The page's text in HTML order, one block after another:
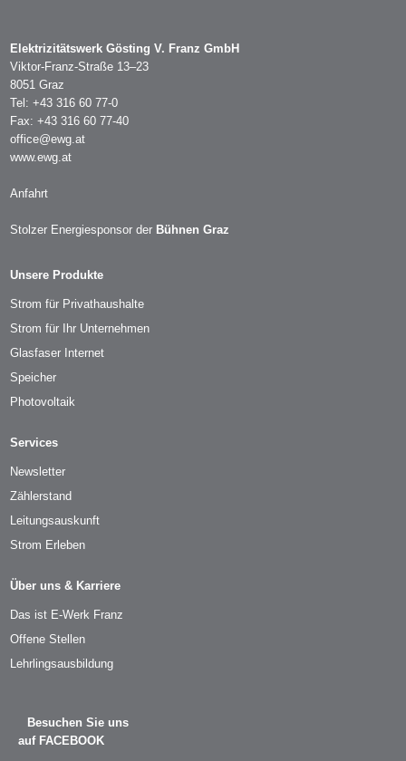
Elektrizitätswerk Gösting V. Franz GmbH
Viktor-Franz-Straße 13–23
8051 Graz
Tel: +43 316 60 77-0
Fax: +43 316 60 77-40
office@ewg.at
www.ewg.at
Anfahrt
Stolzer Energiesponsor der Bühnen Graz
Unsere Produkte
Strom für Privathaushalte
Strom für Ihr Unternehmen
Glasfaser Internet
Speicher
Photovoltaik
Services
Newsletter
Zählerstand
Leitungsauskunft
Strom Erleben
Über uns & Karriere
Das ist E-Werk Franz
Offene Stellen
Lehrlingsausbildung
Besuchen Sie uns
auf FACEBOOK